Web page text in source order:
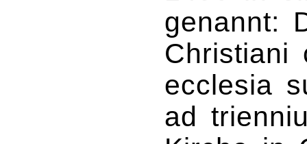
genannt:
Christiani
ecclesia
ad